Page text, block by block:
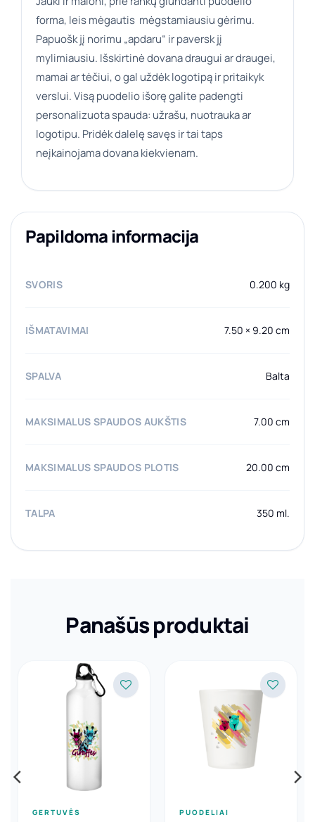
forma, leis mėgautis mėgstamiausiu gėrimu.
Papuošk jį norimu „apdaru“ ir paversk jį
mylimiausiu. Išskirtinė dovana draugui ar draugei,
mamai ar tėčiui, o gal uždėk logotipą ir pritaikyk
verslui. Visą puodelio išorę galite padengti
personalizuota spauda: užrašu, nuotrauka ar
logotipu. Pridėk dalelę savęs ir tai taps
neįkainojama dovana kiekvienam.
Papildoma informacija
SVORIS 0.200 kg
IŠMATAVIMAI 7.50 × 9.20 cm
SPALVA Balta
MAKSIMALUS SPAUDOS AUKŠTIS 7.00 cm
MAKSIMALUS SPAUDOS PLOTIS 20.00 cm
TALPA 350 ml.
Panašūs produktai
GERTUVĖS PUODELIAI